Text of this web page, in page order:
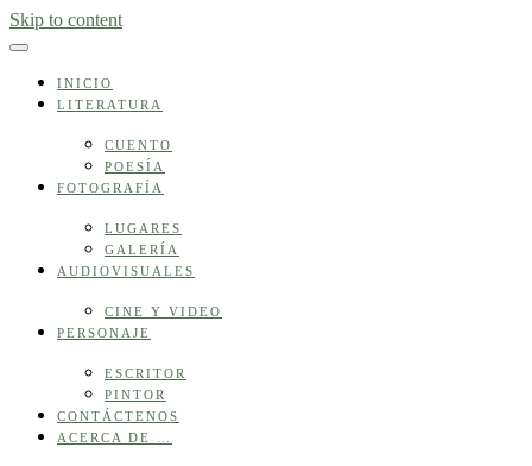
Skip to content
INICIO
LITERATURA
CUENTO
POESÍA
FOTOGRAFÍA
LUGARES
GALERÍA
AUDIOVISUALES
CINE Y VIDEO
PERSONAJE
ESCRITOR
PINTOR
CONTÁCTENOS
ACERCA DE …